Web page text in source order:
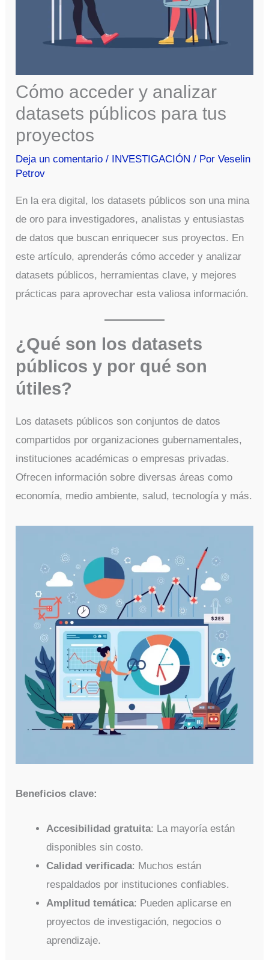
Cómo acceder y analizar
datasets públicos para tus
proyectos
Deja un comentario / INVESTIGACIÓN / PorVeselin
Petrov
En la era digital, los datasets públicos son una mina
de oro para investigadores, analistas y entusiastas
de datos que buscan enriquecer sus proyectos. En
este artículo, aprenderás cómo acceder y analizar
datasets públicos, herramientas clave, y mejores
prácticas para aprovechar esta valiosa información.
¿Qué son los datasets
públicos y por qué son
útiles?
Los datasets públicos son conjuntos de datos
compartidos por organizaciones gubernamentales,
instituciones académicas o empresas privadas.
Ofrecen información sobre diversas áreas como
economía, medio ambiente, salud, tecnología y más.
Beneficios clave:
Accesibilidad gratuita: La mayoría están
disponibles sin costo.
Calidad verificada: Muchos están
respaldados por instituciones confiables.
Amplitud temática: Pueden aplicarse en
proyectos de investigación, negocios o
aprendizaje.